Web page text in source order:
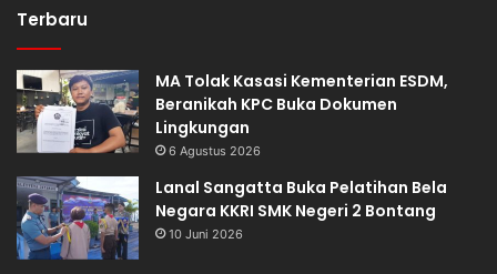
Terbaru
MA Tolak Kasasi Kementerian ESDM,
Beranikah KPC Buka Dokumen
Lingkungan
6 Agustus 2026
Lanal Sangatta Buka Pelatihan Bela
Negara KKRI SMK Negeri 2 Bontang
10 Juni 2026